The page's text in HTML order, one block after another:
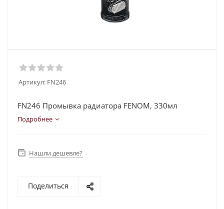
Артикул: FN246
FN246 Промывка радиатора FENOM, 330мл
Подробнее
Нашли дешевле?
Поделиться